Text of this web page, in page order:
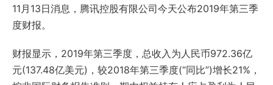
11月13日消息，腾讯控股有限公司今天公布2019年第三季
度财报。
财报显示，2019年第三季度，总收入为人民币972.36亿
元(137.48亿美元)，较2018年第三季度(“同比”)增长21%，